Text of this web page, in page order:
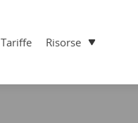
Tariffe Risorse